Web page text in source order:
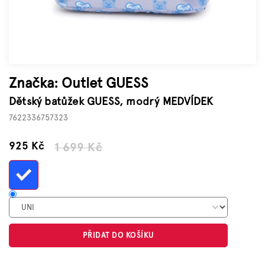
Značka: Outlet GUESS
Dětský batůžek GUESS, modrý MEDVÍDEK
7622336757323
1 699 Kč
925 KčMěrná
PŘIDAT DO KOŠÍKU